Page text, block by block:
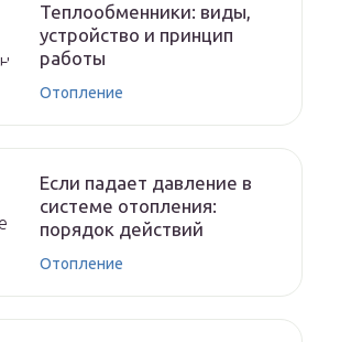
Теплообменники: виды,
устройство и принцип
работы
Отопление
Если падает давление в
системе отопления:
порядок действий
Отопление